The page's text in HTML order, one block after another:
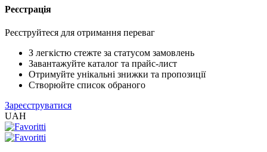
Реєстрація
Реєструйтеся для отримання переваг
З легкістю стежте за статусом замовлень
Завантажуйте каталог та прайс-лист
Отримуйте унікальні знижки та пропозиції
Створюйте список обраного
Зареєструватися
UAH
XLS
EXCEL
(Розн.)
XLS
EXCEL
2005
(Опт)